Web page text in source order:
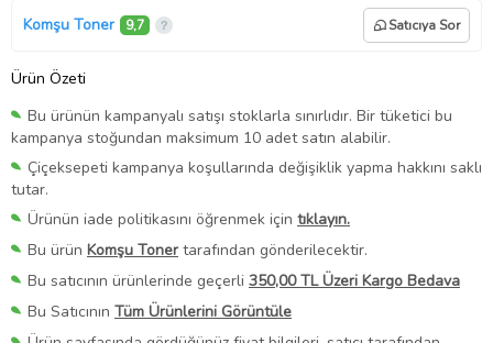
Komşu Toner 9,7 Satıcıya Sor
Ürün Özeti
Bu ürünün kampanyalı satışı stoklarla sınırlıdır. Bir tüketici bu
kampanya stoğundan maksimum 10 adet satın alabilir.
Çiçeksepeti kampanya koşullarında değişiklik yapma hakkını saklı
tutar.
Ürünün iade politikasını öğrenmek için tıklayın.
Bu ürün Komşu Toner tarafından gönderilecektir.
Bu satıcının ürünlerinde geçerli 350,00 TL Üzeri Kargo Bedava
Bu Satıcının Tüm Ürünlerini Görüntüle